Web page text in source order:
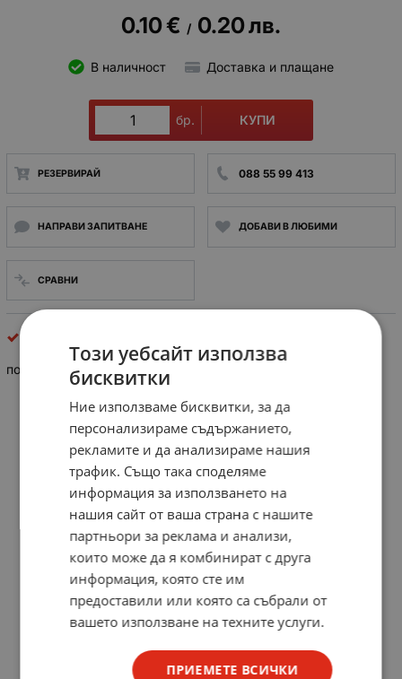
0.10€ / 0.20лв.
В наличност Доставка и плащане
бр. КУПИ
РЕЗЕРВИРАЙ 088 55 99 413
НАПРАВИ ЗАПИТВАНЕ ДОБАВИ В ЛЮБИМИ
СРАВНИ
полиестерен кондензатор МПТ 220nF/400V
Този уебсайт използва
бисквитки
Ние използваме бисквитки, за да
персонализираме съдържанието,
рекламите и да анализираме нашия
трафик. Също така споделяме
информация за използването на
нашия сайт от ваша страна с нашите
партньори за реклама и анализи,
които може да я комбинират с друга
информация, която сте им
предоставили или която са събрали от
вашето използване на техните услуги.
ПРИЕМЕТЕ ВСИЧКИ